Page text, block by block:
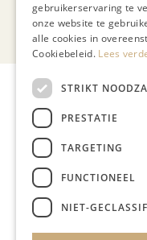
Bekijk alle
gebruikerservaring te
onze website te
alle cookies in
Cookiebeleid. Lees
STRIKT
PRESTATIE
TARGETING
FUNCTIONEEL
NIET-